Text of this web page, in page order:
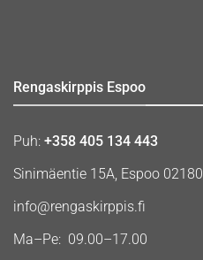
Rengaskirppis Espoo
Puh: +358 405 134 443
Sinimäentie 15A, Espoo 02180
info@rengaskirppis.fi
Ma–Pe: 09.00–17.00